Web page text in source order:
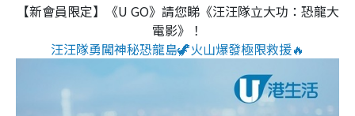
【新會員限定】《U GO》請您睇《汪汪隊立大功：恐龍大
電影》！
汪汪隊勇闖神秘恐龍島🦖火山爆發極限救援🔥